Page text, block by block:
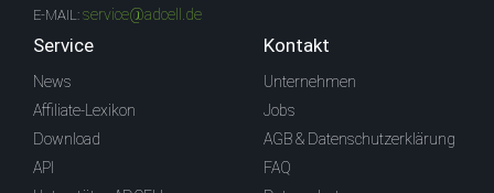
E-MAIL: service@adcell.de
Service
News
Affiliate-Lexikon
Download
API
Kontakt
Unternehmen
Jobs
AGB & Datenschutzerklärung
FAQ